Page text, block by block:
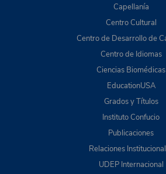
Capellanía
Centro Cultural
Centro de Desarrollo de
Centro de Idiomas
Ciencias Biomédicas
EducationUSA
Grados y Títulos
Instituto Confucio
Publicaciones
Relaciones
UDEP Internacional